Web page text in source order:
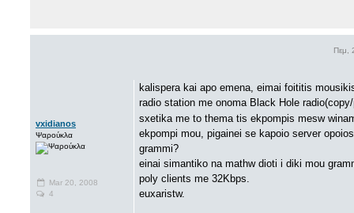
Πεμ,
vxidianos
Ψαρούκλα
Mar 20, 2008
4
kalispera kai apo emena, eimai foititis
radio station me onoma Black Hole
sxetika me to thema tis ekpompis mesw
ekpompi mou, pigainei se kapoio server
grammi?
einai simantiko na mathw dioti i diki mou
poly clients me 32Kbps.
euxaristw.